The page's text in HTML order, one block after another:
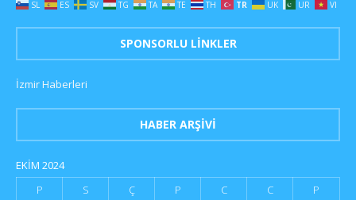
SL
ES SV TG TA TE TH TR UK UR VI
SPONSORLU LINKLER
İzmir Haberleri
HABER ARŞIVI
EKIM 2024
P
S Ç P C C P